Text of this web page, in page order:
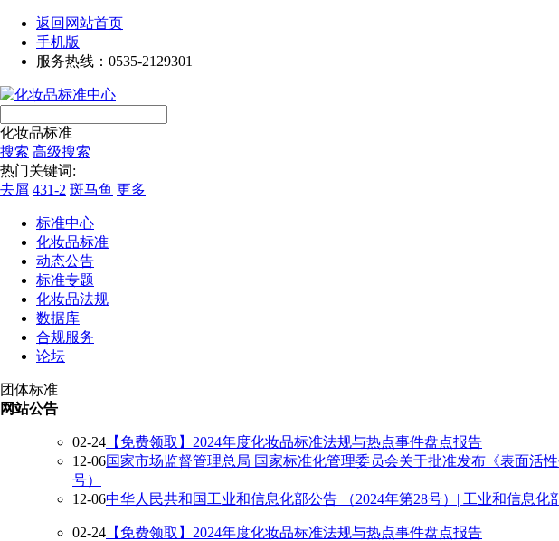
返回网站首页
手机版
服务热线：0535-2129301
化妆品标准
搜索 高级搜索
热门关键词:
去屑 431-2 斑马鱼 更多
标准中心
化妆品标准
动态公告
标准专题
化妆品法规
数据库
合规服务
论坛
团体标准
网站公告
02-24 【免费领取】2024年度化妆品标准法规与热点事件盘点报告
12-06国家市场监督管理总局 国家标准化管理委员会关于批准发布《表面活
号）
12-06中华人民共和国工业和信息化部公告 （2024年第28号）| 工业和信息
02-24 【免费领取】2024年度化妆品标准法规与热点事件盘点报告